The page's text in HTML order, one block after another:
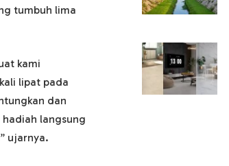
tumbuh lima
kami
lipat pada
dan
langsung
ujarnya.